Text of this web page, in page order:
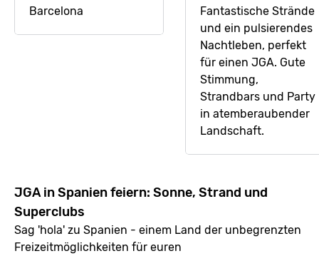
Barcelona
Fantastische Strände
und ein pulsierendes
Nachtleben, perfekt
für einen JGA. Gute
Stimmung,
Strandbars und Party
in atemberaubender
Landschaft.
JGA in Spanien feiern: Sonne, Strand und
Superclubs
Sag 'hola' zu Spanien - einem Land der unbegrenzten
Freizeitmöglichkeiten für euren